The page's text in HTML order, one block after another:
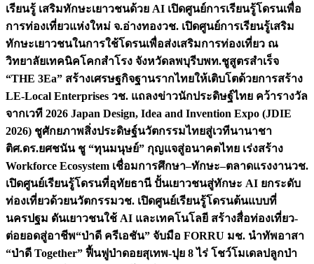
เรียนรู้ เสริมทักษะเยาวชนด้วย AI เปิดศูนย์การเรียนรู้โดรนเพื่อ
การท่องเที่ยวแห่งใหม่ จ.อ่างทองวช. เปิดศูนย์การเรียนรู้เสริม
ทักษะเยาวชนในการใช้โดรนเพื่อส่งเสริมการท่องเที่ยว ณ
วิทยาลัยเทคนิคโคกสำโรง จังหวัดลพบุรีบพท.ชูสูตรสำเร็จ
“THE 3Ea” สร้างเศรษฐกิจฐานรากไทยให้เติบโตด้วยการสร้าง
LE-Local Enterprises วช. แถลงข่าวนักประดิษฐ์ไทย คว้ารางวัล
จากเวที 2026 Japan Design, Idea and Invention Expo (JDIE
2026) ชูศักยภาพสิ่งประดิษฐ์นวัตกรรมไทยสู่เวทีนานาชา
ติศ.ดร.ยศชนัน ชู “ทุนมนุษย์” กุญแจสู่อนาคตไทย เร่งสร้าง
Workforce Ecosystem เชื่อมการศึกษา–ทักษะ–ตลาดแรงงานวช.
เปิดศูนย์เรียนรู้โดรนที่อุทัยธานี ปั้นเยาวชนสู่ทักษะ AI ยกระดับ
ท่องเที่ยวด้วยนวัตกรรมวช. เปิดศูนย์เรียนรู้โดรนต้นแบบที่
นครปฐม ดันเยาวชนใช้ AI และเทคโนโลยี สร้างสื่อท่องเที่ยว-
ต่อยอดสู่อาชีพ“ป่าดี ครีเอชัน” จับมือ FORRU มช. นำทัพอาสา
“ป่าดี Together” ฟื้นฟูป่าดอยสุเทพ-ปุย 8 ไร่ โชว์โมเดลปลูกป่า